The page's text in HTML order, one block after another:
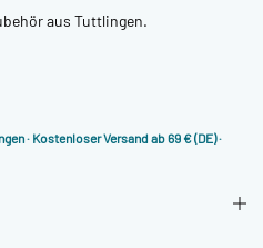
aus Tuttlingen.
· Kostenloser Versand ab 69 € (DE) ·